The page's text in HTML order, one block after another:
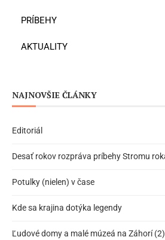
PRÍBEHY
AKTUALITY
NAJNOVŠIE ČLÁNKY
Editoriál
Desať rokov rozpráva príbehy Stromu
Potulky (nielen) v čase
Kde sa krajina dotýka legendy
Ľudové domy a malé múzeá na Záhorí (2)